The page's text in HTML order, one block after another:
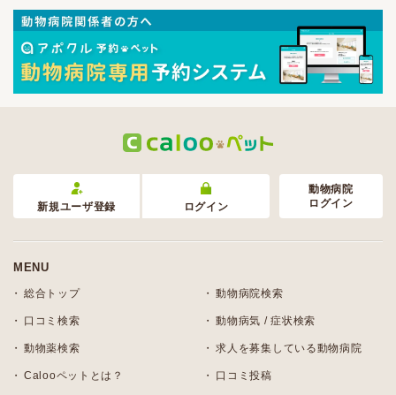
新規ユーザ登録 ログイン
動物病院
ログイン
MENU
総合トップ 動物病院検索
口コミ検索 動物病気 / 症状検索
動物薬検索 求人を募集している動物病院
Calooペットとは？ 口コミ投稿